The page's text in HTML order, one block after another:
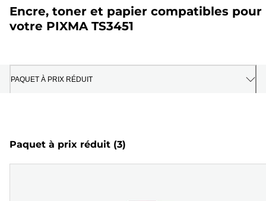
Encre, toner et papier compatibles pour
votre PIXMA TS3451
PAQUET À PRIX RÉDUIT
Paquet à prix réduit (3)